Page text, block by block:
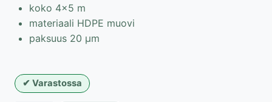
koko 4×5 m
materiaali HDPE muovi
paksuus 20 μm
Varastossa